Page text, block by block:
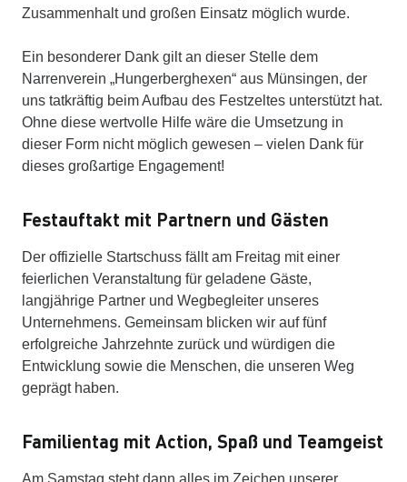
Zusammenhalt und großen Einsatz möglich wurde.
Ein besonderer Dank gilt an dieser Stelle dem
Narrenverein „Hungerberghexen“ aus Münsingen, der
uns tatkräftig beim Aufbau des Festzeltes unterstützt hat.
Ohne diese wertvolle Hilfe wäre die Umsetzung in
dieser Form nicht möglich gewesen – vielen Dank für
dieses großartige Engagement!
Festauftakt mit Partnern und Gästen
Der offizielle Startschuss fällt am Freitag mit einer
feierlichen Veranstaltung für geladene Gäste,
langjährige Partner und Wegbegleiter unseres
Unternehmens. Gemeinsam blicken wir auf fünf
erfolgreiche Jahrzehnte zurück und würdigen die
Entwicklung sowie die Menschen, die unseren Weg
geprägt haben.
Familientag mit Action, Spaß und Teamgeist
Am Samstag steht dann alles im Zeichen unserer